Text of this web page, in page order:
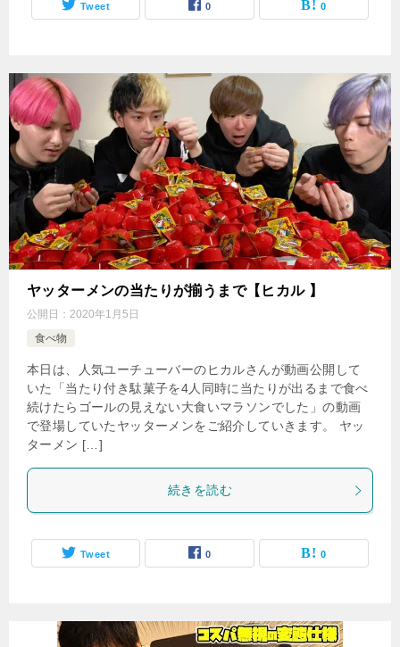
Tweet 0 0
ヤッターメンの当たりが揃うまで【ヒカル 】
公開日： 2020年1月5日
食べ物
本日は、人気ユーチューバーのヒカルさんが動画公開して
いた「当たり付き駄菓子を4人同時に当たりが出るまで食べ
続けたらゴールの見えない大食いマラソンでした」の動画
で登場していたヤッターメンをご紹介していきます。 ヤッ
ターメン […]
続きを読む
Tweet 0 0